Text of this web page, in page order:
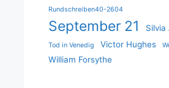
Rundschreiben40-2604
September 21 Silvia
Tod in Venedig Victor Hughes
William Forsythe